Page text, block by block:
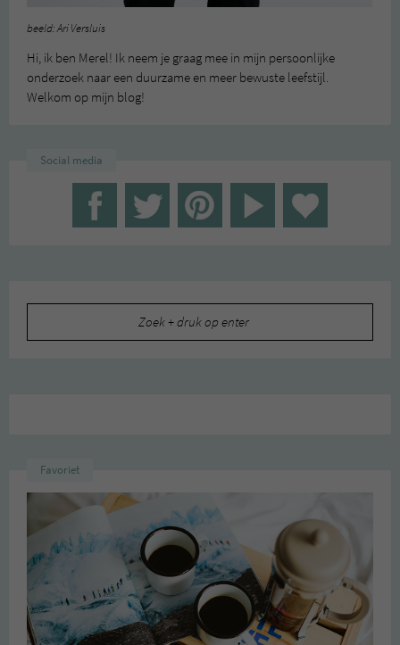
beeld: Ari Versluis
Hi, ik ben Merel! Ik neem je graag mee in mijn persoonlijke
onderzoek naar een duurzame en meer bewuste leefstijl.
Welkom op mijn blog!
Social media
Favoriet